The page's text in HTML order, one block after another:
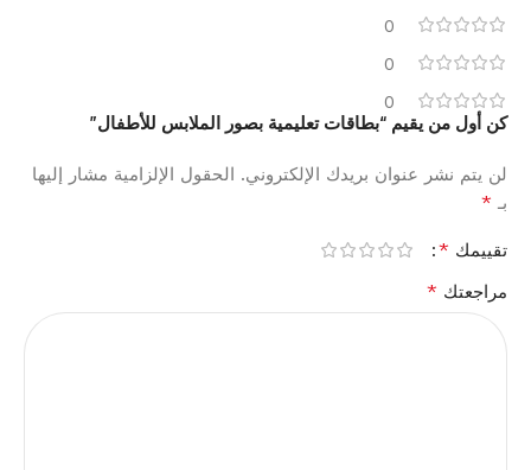
0
0
0
كن أول من يقيم “بطاقات تعليمية بصور الملابس للأطفال”
لن يتم نشر عنوان بريدك الإلكتروني. الحقول الإلزامية مشار إليها
بـ *
تقييمك *
مراجعتك *